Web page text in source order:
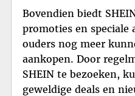
Bovendien biedt
promoties en speciale
ouders nog meer
aankopen. Door
SHEIN te bezoeken,
geweldige deals en